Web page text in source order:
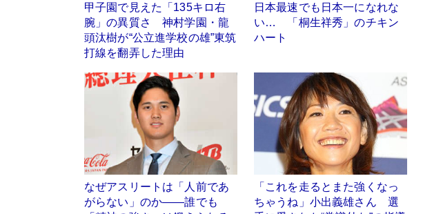
甲子園で見えた「135キロ右
腕」の異質さ 神村学園・龍
頭汰樹が“公立進学校の雄”東筑
打線を翻弄した理由
日本最速でも日本一になれな
い… 「桐生祥秀」のチキン
ハート
なぜアスリートは「人前であ
がらない」のか――誰でも
「これを走るとまた強くなっ
ちゃうね」小出義雄さん 選